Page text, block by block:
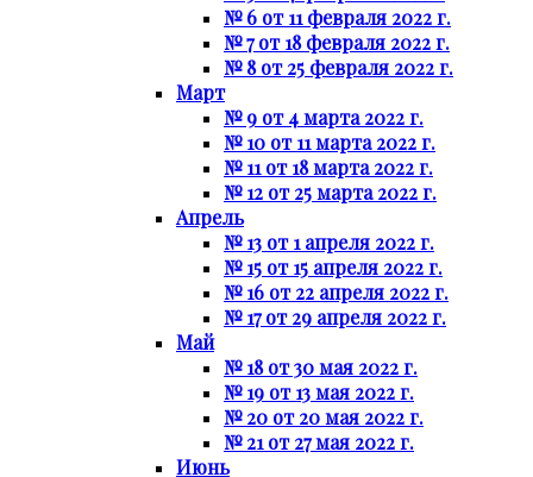
№ 6 от 11 февраля 2022 г.
№ 7 от 18 февраля 2022 г.
№ 8 от 25 февраля 2022 г.
Март
№ 9 от 4 марта 2022 г.
№ 10 от 11 марта 2022 г.
№ 11 от 18 марта 2022 г.
№ 12 от 25 марта 2022 г.
Апрель
№ 13 от 1 апреля 2022 г.
№ 15 от 15 апреля 2022 г.
№ 16 от 22 апреля 2022 г.
№ 17 от 29 апреля 2022 г.
Май
№ 18 от 30 мая 2022 г.
№ 19 от 13 мая 2022 г.
№ 20 от 20 мая 2022 г.
№ 21 от 27 мая 2022 г.
Июнь